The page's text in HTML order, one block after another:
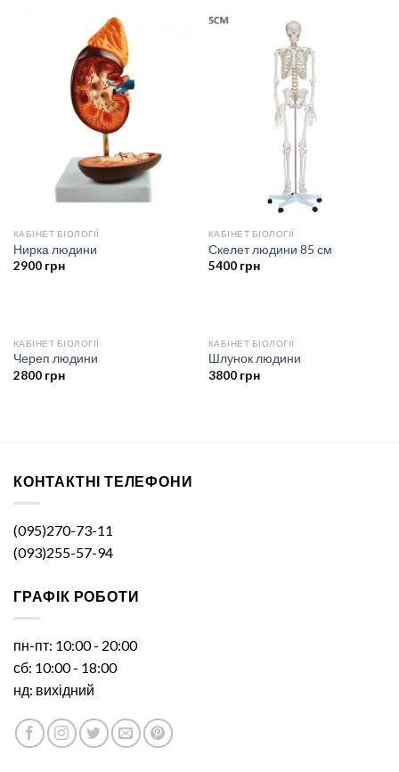
КАБІНЕТ БІОЛОГІЇ
Нирка людини
2900 грн
КАБІНЕТ БІОЛОГІЇ
Скелет людини 85 см
5400 грн
КАБІНЕТ БІОЛОГІЇ
Череп людини
2800 грн
КАБІНЕТ БІОЛОГІЇ
Шлунок людини
3800 грн
КОНТАКТНІ ТЕЛЕФОНИ
(095)270-73-11
(093)255-57-94
ГРАФІК РОБОТИ
пн-пт: 10:00 - 20:00
сб: 10:00 - 18:00
нд: вихідний